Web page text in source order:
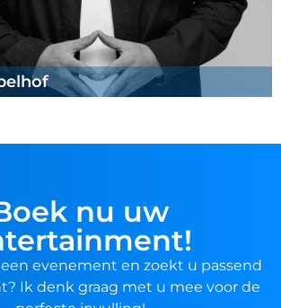
nu uw
evenement en zoekt u passend
Ik denk graag met u mee voor de